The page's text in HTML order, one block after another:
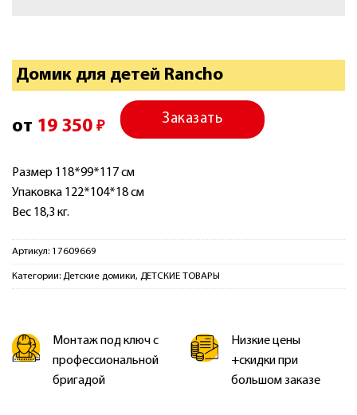
Домик для детей Rancho
от 19 350 ₽
Заказать
Размер 118*99*117 см
Упаковка 122*104*18 см
Вес 18,3 кг.
Артикул: 17609669
Категории: Детские домики, ДЕТСКИЕ ТОВАРЫ
Монтаж под ключ с
профессиональной
бригадой
Низкие цены
+скидки при
большом заказе